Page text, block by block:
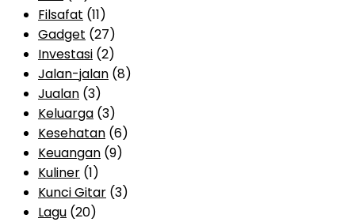
Filsafat (11)
Gadget (27)
Investasi (2)
Jalan-jalan (8)
Jualan (3)
Keluarga (3)
Kesehatan (6)
Keuangan (9)
Kuliner (1)
Kunci Gitar (3)
Lagu (20)